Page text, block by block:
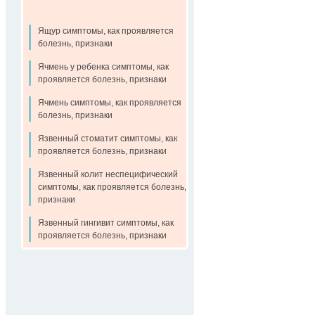
Ящур симптомы, как проявляется
болезнь, признаки
Ячмень у ребенка симптомы, как
проявляется болезнь, признаки
Ячмень симптомы, как проявляется
болезнь, признаки
Язвенный стоматит симптомы, как
проявляется болезнь, признаки
Язвенный колит неспецифический
симптомы, как проявляется болезнь,
признаки
Язвенный гингивит симптомы, как
проявляется болезнь, признаки